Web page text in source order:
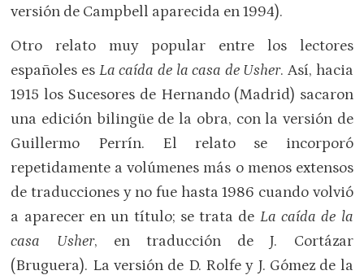
versión de Campbell aparecida en 1994).
Otro relato muy popular entre los lectores
españoles es La caída de la casa de Usher. Así, hacia
1915 los Sucesores de Hernando (Madrid) sacaron
una edición bilingüe de la obra, con la versión de
Guillermo Perrín. El relato se incorporó
repetidamente a volúmenes más o menos extensos
de traducciones y no fue hasta 1986 cuando volvió
a aparecer en un título; se trata de La caída de la
casa Usher, en traducción de J. Cortázar
(Bruguera). La versión de D. Rolfe y J. Gómez de la